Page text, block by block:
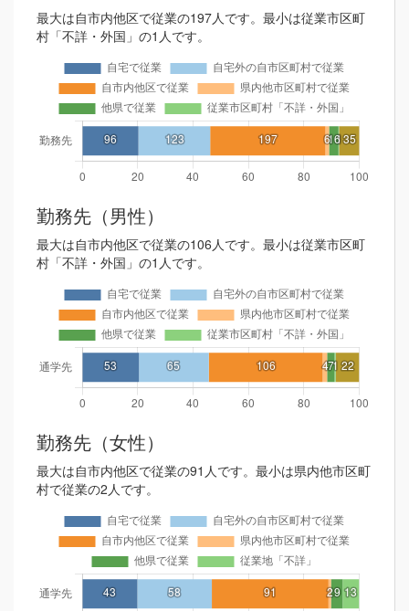
最大は自市内他区で従業の197人です。最小は従業市区町
村「不詳・外国」の1人です。
勤務先（男性）
最大は自市内他区で従業の106人です。最小は従業市区町
村「不詳・外国」の1人です。
勤務先（女性）
最大は自市内他区で従業の91人です。最小は県内他市区町
村で従業の2人です。